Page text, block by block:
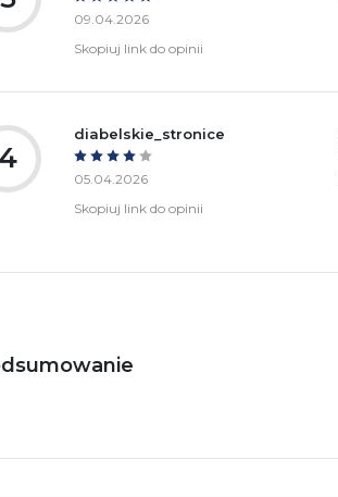
09.04.2026
Skopiuj link do opinii
4
diabelskie_stronice
05.04.2026
Skopiuj link do opinii